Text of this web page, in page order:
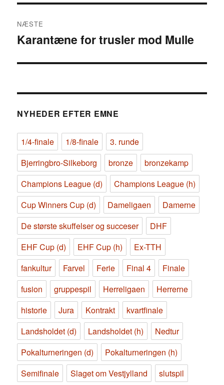
NÆSTE
Næste
Karantæne for trusler mod Mulle
NYHEDER EFTER EMNE
1/4-finale 1/8-finale
3. runde
Bjerringbro-Silkeborg
bronze
bronzekamp
Champions League (d)
Champions League (h)
Cup Winners Cup (d)
Dameligaen
Damerne
De største skuffelser og succeser
DHF
EHF Cup (d)
EHF Cup (h)
Ex-TTH
fankultur
Farvel Ferie Final 4
Finale
fusion
gruppespil Herreligaen
Herrerne
historie
Jura Kontrakt
kvartfinale
Landsholdet (d)
Landsholdet (h)
Nedtur
Pokalturneringen (d)
Pokalturneringen (h)
Semifinale
Slaget om Vestjylland
slutspil